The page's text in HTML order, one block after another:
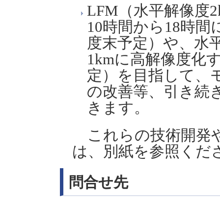
LFM（水平解像度
10時間から18時間
度末予定）や、水
1kmに高解像度化
定）を目指して、
の改善等、引き続
きます。
これらの技術開発
は、別紙を参照くだ
問合せ先